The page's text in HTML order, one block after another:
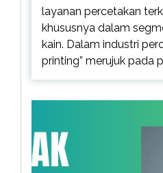
layanan percetakan
khususnya dalam
kain. Dalam industri
printing” merujuk pada